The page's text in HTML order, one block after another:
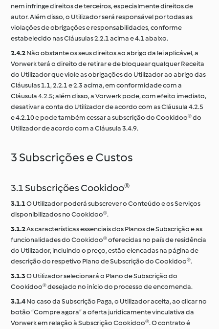
nem infringe direitos de terceiros, especialmente direitos de
autor. Além disso, o Utilizador será responsável por todas as
violações de obrigações e responsabilidades, conforme
estabelecido nas Cláusulas 2.2.1 acima e 4.1 abaixo.
2.4.2Não obstante os seus direitos ao abrigo da lei aplicável, a
Vorwerk terá o direito de retirar e de bloquear qualquer Receita
do Utilizador que viole as obrigações do Utilizador ao abrigo das
Cláusulas 1.1, 2.2.1 e 2.3 acima, em conformidade com a
Cláusula 4.2.5; além disso, a Vorwerk pode, com efeito imediato,
desativar a conta do Utilizador de acordo com as Cláusula 4.2.5
e 4.2.10 e pode também cessar a subscrição do Cookidoo® do
Utilizador de acordo com a Cláusula 3.4.9.
3 Subscrições e Custos
3.1 Subscrições Cookidoo®
3.1.1O Utilizador poderá subscrever o Conteúdo e os Serviços
disponibilizados no Cookidoo®.
3.1.2As características essenciais dos Planos de Subscrição e as
funcionalidades do Cookidoo® oferecidas no país de residência
do Utilizador, incluindo o preço, estão elencadas na página de
descrição do respetivo Plano de Subscrição do Cookidoo®.
3.1.3O Utilizador selecionará o Plano de Subscrição do
Cookidoo® desejado no início do processo de encomenda.
3.1.4No caso da Subscrição Paga, o Utilizador aceita, ao clicar no
botão “Compre agora“ a oferta juridicamente vinculativa da
Vorwerk em relação à Subscrição Cookidoo®. O contrato é